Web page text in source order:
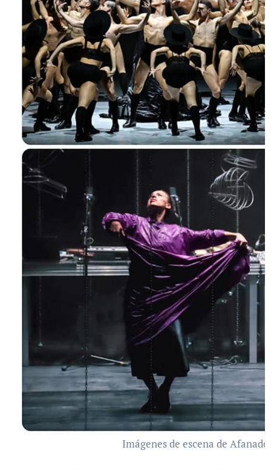
Imágenes de escena de